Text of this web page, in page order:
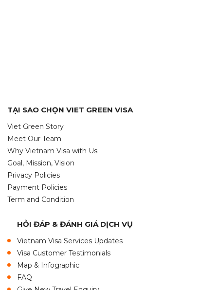
TẠI SAO CHỌN VIET GREEN VISA
Viet Green Story
Meet Our Team
Why Vietnam Visa with Us
Goal, Mission, Vision
Privacy Policies
Payment Policies
Term and Condition
HỎI ĐÁP & ĐÁNH GIÁ DỊCH VỤ
Vietnam Visa Services Updates
Visa Customer Testimonials
Map & Infographic
FAQ